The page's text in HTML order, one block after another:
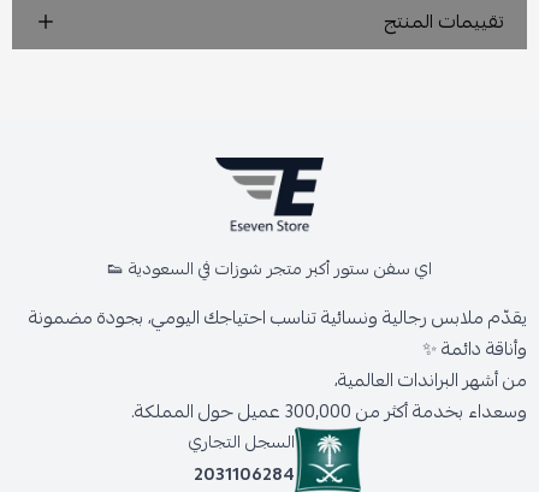
تقييمات المنتج
اي سفن ستور أكبر متجر شوزات في السعودية 👟
يقدّم ملابس رجالية ونسائية تناسب احتياجك اليومي، بجودة مضمونة
وأناقة دائمة ✨
من أشهر البراندات العالمية،
وسعداء بخدمة أكثر من 300,000 عميل حول المملكة.
السجل التجاري
2031106284